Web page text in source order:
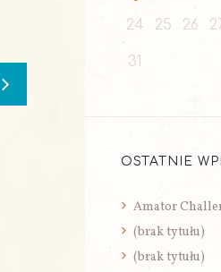
24 25 26
31
OSTATNIE
Amator
(brak tytułu)
(brak tytułu)